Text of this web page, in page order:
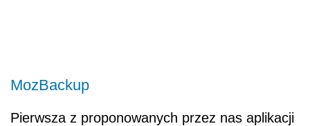
MozBackup
Pierwsza z proponowanych przez nas aplikacji